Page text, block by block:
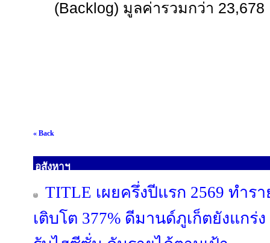
(Backlog) มูลค่ารวมกว่า 23,678
« Back
อสังหาฯ
TITLE เผยครึ่งปีแรก 2569 ทำร
เติบโต 377% ดีมานด์ภูเก็ตยังแกร่